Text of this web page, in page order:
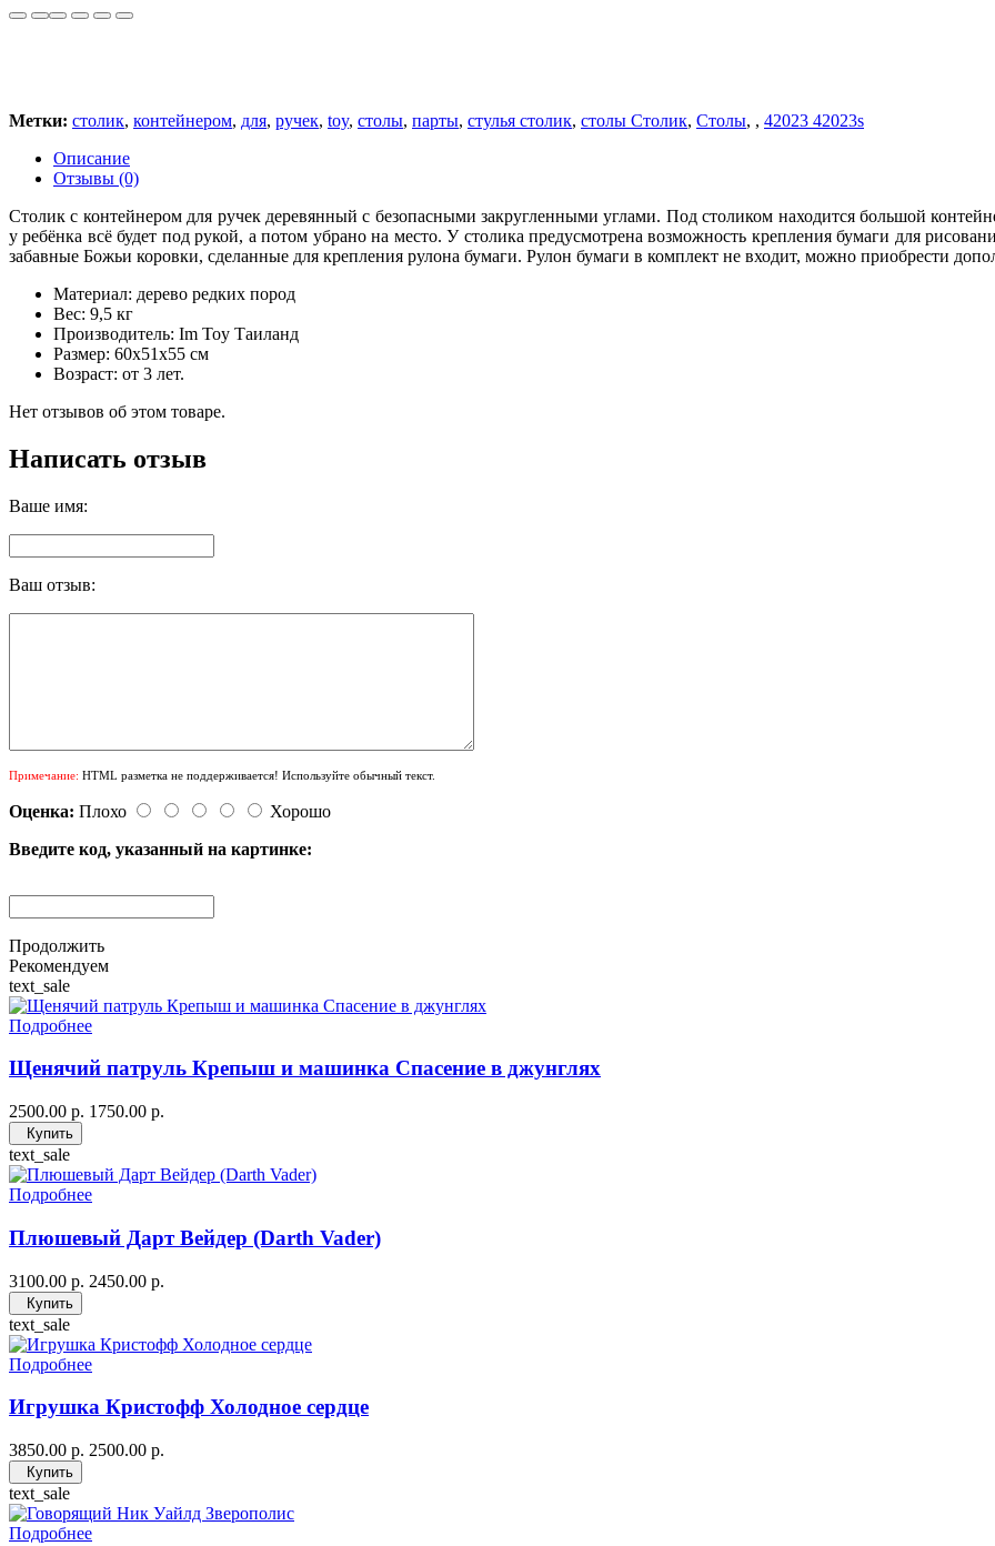
Метки: столик, контейнером, для, ручек, toy, столы, парты, стулья столик, столы Столик, Столы, , 42023 42023s
Описание
Отзывы (0)
Столик с контейнером для ручек деревянный с безопасными закругленными углами. Под столиком находится большой
у ребёнка всё будет под рукой, а потом убрано на место. У столика предусмотрена возможность крепления бумаги для
забавные Божьи коровки, сделанные для крепления рулона бумаги. Рулон бумаги в комплект не входит, можно приобрести
Материал: дерево редких пород
Вес: 9,5 кг
Производитель: Im Toy Таиланд
Размер: 60х51х55 см
Возраст: от 3 лет.
Нет отзывов об этом товаре.
Написать отзыв
Ваше имя:
Ваш отзыв:
Примечание: HTML разметка не поддерживается! Используйте обычный текст.
Оценка: Плохо
Хорошо
Введите код, указанный на картинке:
Продолжить
Рекомендуем
text_sale
Подробнее
Щенячий патруль Крепыш и машинка Спасение в джунглях
2500.00 р. 1750.00 р.
Купить
text_sale
Подробнее
Плюшевый Дарт Вейдер (Darth Vader)
3100.00 р. 2450.00 р.
Купить
text_sale
Подробнее
Игрушка Кристофф Холодное сердце
3850.00 р. 2500.00 р.
Купить
text_sale
Подробнее